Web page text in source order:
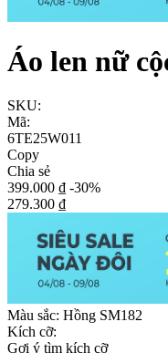
Áo len nữ
SKU:
Mã:
6TE25W011
Copy
Chia sẻ
399.000 ₫ -30%
279.300 ₫
Màu sắc: Hồng SM182
Kích cỡ:
Gợi ý tìm kích cỡ